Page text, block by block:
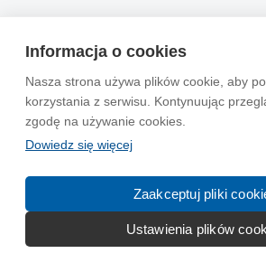
Informacja o cookies
Nasza strona używa plików cookie, aby
korzystania z serwisu. Kontynuując
zgodę na używanie cookies.
Dowiedz się więcej
Zaakceptuj pliki
Ustawienia plików